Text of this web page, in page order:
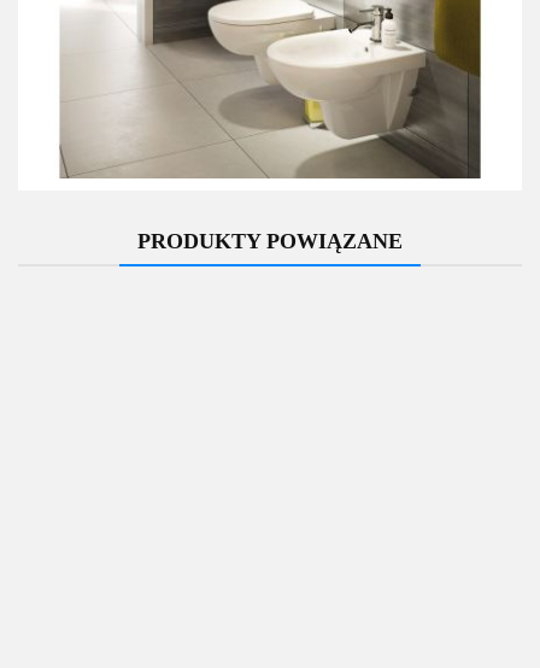
PRODUKTY POWIĄZANE